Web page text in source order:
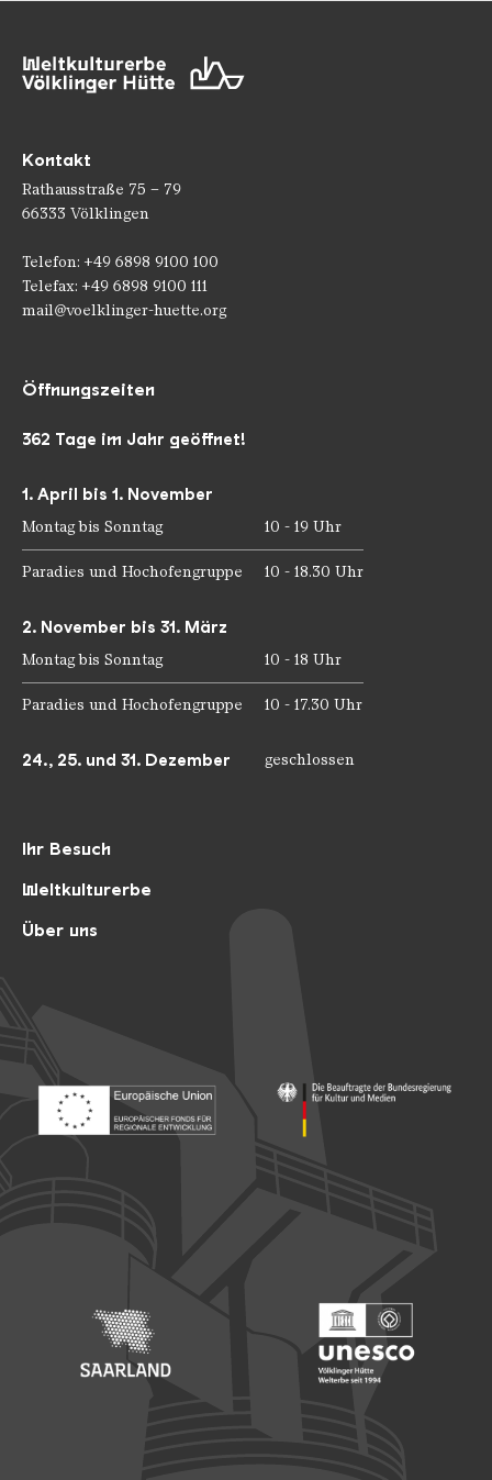
Kontakt
Rathausstraße 75 – 79
66333 Völklingen
Telefon: +49 6898 9100 100
Telefax: +49 6898 9100 111
mail@voelklinger-huette.org
Ihr Besuch
Weltkulturerbe
Über uns
Öffnungszeiten
362 Tage im Jahr geöffnet!
1. April bis 1. November
Montag bis Sonntag 10 - 19 Uhr
Paradies und Hochofengruppe 10 - 18.30 Uhr
2. November bis 31. März
Montag bis Sonntag 10 - 18 Uhr
Paradies und Hochofengruppe 10 - 17.30 Uhr
24., 25. und 31. Dezember geschlossen